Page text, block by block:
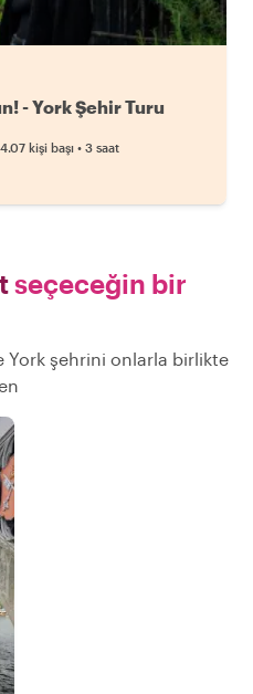
- York Şehir Turu
kişi başı • 3 saat
seçeceğin bir
York şehrini onlarla birlikte